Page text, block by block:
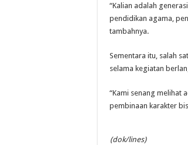
“Kalian adalah
pendidikan agama,
tambahnya.
Sementara itu, salah
selama kegiatan
“Kami senang melihat
pembinaan karakter
(dok/lines)